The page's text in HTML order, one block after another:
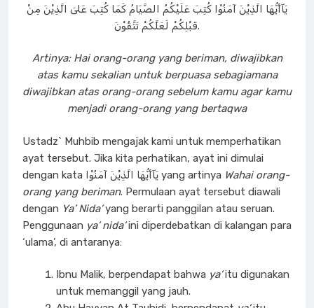
يَآأَيُّهَا الَّذِيْنَ آمَنُوْا كُتِبَ عَلَيْكُمُ الصَّيَامُ كَمَا كُتِبَ عَلىَ الَّذِيْنَ مِنْ
قَبْلِكُمْ لَعَلَّكُمْ تَتَّقُوْنَ.
Artinya: Hai orang-orang yang beriman, diwajibkan
atas kamu sekalian untuk berpuasa sebagiamana
diwajibkan atas orang-orang sebelum kamu agar kamu
menjadi orang-orang yang bertaqwa
Ustadz` Muhbib mengajak kami untuk memperhatikan
ayat tersebut. Jika kita perhatikan, ayat ini dimulai
dengan kata يَآأَيُّهَا الَّذِيْنَ آمَنُوْا yang artinya Wahai orang-
orang yang beriman. Permulaan ayat tersebut diawali
dengan Ya’ Nida’yang berarti panggilan atau seruan.
Penggunaan ya’ nida’ini diperdebatkan di kalangan para
‘ulama’, di antaranya:
Ibnu Malik, berpendapat bahwa ya’itu digunakan
untuk memanggil yang jauh.